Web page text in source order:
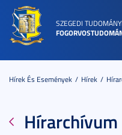
SZEGEDI
Hírek És Események Hírek
Hírarchívum